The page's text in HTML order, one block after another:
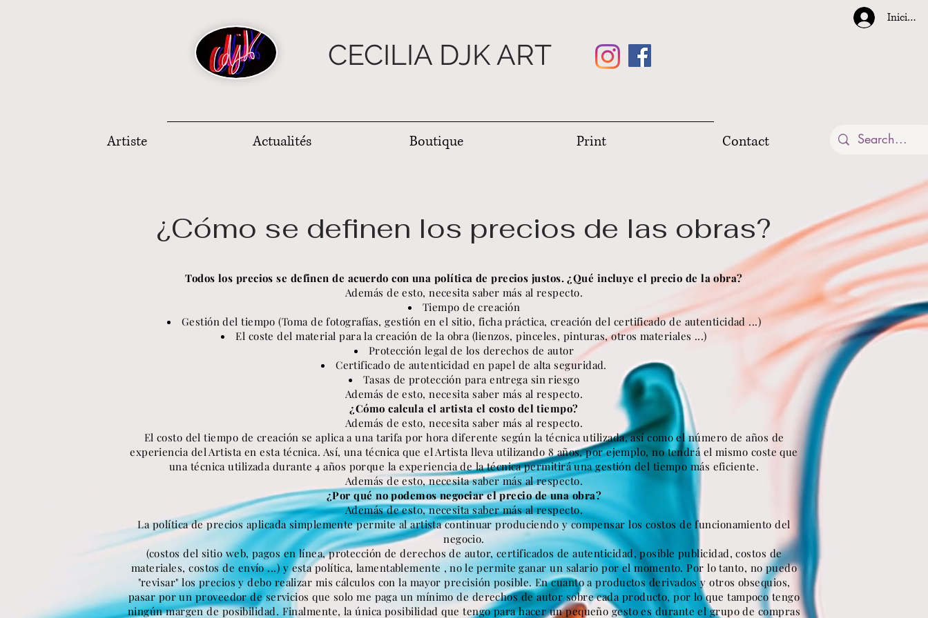
CECILIA DJK ART
Iniciar
Artiste Actualités Boutique Print Contact
¿Cómo se definen los precios de las obras?
Todos los precios se definen de acuerdo con una política de precios justos. ¿Qué incluye el precio de la obra?
Además de esto, necesita saber más al respecto.
Tiempo de creación
Gestión del tiempo (Toma de fotografías, gestión en el sitio, ficha práctica, creación del certificado de autenticidad ...)
El coste del material para la creación de la obra (lienzos, pinceles, pinturas, otros materiales ...)
Protección legal de los derechos de autor
Certificado de autenticidad en papel de alta seguridad.
Tasas de protección para entrega sin riesgo
Además de esto, necesita saber más al respecto.
¿Cómo calcula el artista el costo del tiempo?
Además de esto, necesita saber más al respecto.
El costo del tiempo de creación se aplica a una tarifa por hora diferente según la técnica utilizada, así como el número de años de
experiencia del Artista en esta técnica. Así, una técnica que el Artista lleva utilizando 8 años, por ejemplo, no tendrá el mismo coste que
una técnica utilizada durante 4 años porque la experiencia de la técnica permitirá una gestión del tiempo más eficiente.
Además de esto, necesita saber más al respecto.
¿Por qué no podemos negociar el precio de una obra?
Además de esto, necesita saber más al respecto.
La política de precios aplicada simplemente permite al artista continuar produciendo y compensar los costos de funcionamiento del
negocio.
(costos del sitio web, pagos en línea, protección de derechos de autor, certificados de autenticidad, posible publicidad, costos de
materiales, costos de envío ...) y esta política, lamentablemente , no le permite ganar un salario por el momento. Por lo tanto, no puedo
"revisar" los precios y debo realizar mis cálculos con la mayor precisión posible. En cuanto a productos derivados y otros obsequios,
pasar por un proveedor de servicios que solo me paga un mínimo de derechos de autor sobre cada producto, por lo que tampoco tengo
ningún margen de posibilidad. Finalmente, la única posibilidad que tengo para hacer un pequeño gesto es durante el grupo de compras